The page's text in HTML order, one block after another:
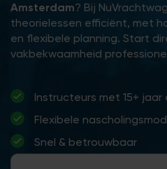
Amsterdam? Bij
theorielessen efficiënt, met
en flexibele planning. Start
vakbekwaamheid
Instructeurs met 15+ jaar
Flexibele
Snel & betrouwbaar